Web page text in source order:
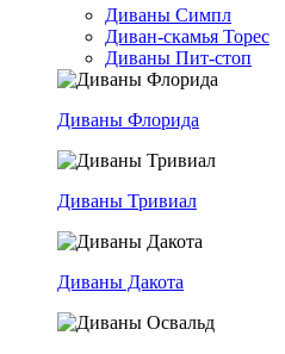
Диваны Симпл
Диван-скамья Торес
Диваны Пит-стоп
Диваны Флорида
Диваны Тривиал
Диваны Дакота